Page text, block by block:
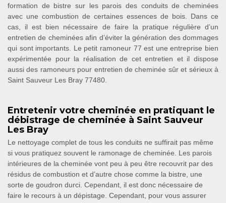
formation de bistre sur les parois des conduits de cheminées
avec une combustion de certaines essences de bois. Dans ce
cas, il est bien nécessaire de faire la pratique régulière d’un
entretien de cheminées afin d’éviter la génération des dommages
qui sont importants. Le petit ramoneur 77 est une entreprise bien
expérimentée pour la réalisation de cet entretien et il dispose
aussi des ramoneurs pour entretien de cheminée sûr et sérieux à
Saint Sauveur Les Bray 77480.
Entretenir votre cheminée en pratiquant le
débistrage de cheminée à Saint Sauveur
Les Bray
Le nettoyage complet de tous les conduits ne suffirait pas même
si vous pratiquez souvent le ramonage de cheminée. Les parois
intérieures de la cheminée vont peu à peu être recouvrit par des
résidus de combustion et d’autre chose comme la bistre, une
sorte de goudron durci. Cependant, il est donc nécessaire de
faire le recours à un dépistage. Cependant, pour vous assurer